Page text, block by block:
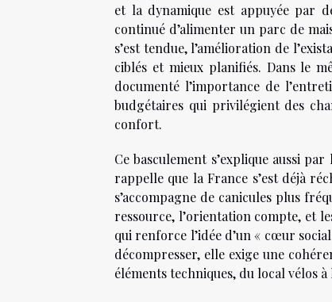
et la dynamique est appuyée par
continué d’alimenter un parc de
s’est tendue, l’amélioration de
ciblés et mieux planifiés. Dans le
documenté l’importance de
budgétaires qui privilégient des
confort.
Ce basculement s’explique aussi
rappelle que la France s’est déjà
s’accompagne de canicules plus
ressource, l’orientation compte, et
qui renforce l’idée d’un « cœur
décompresser, elle exige une
éléments techniques, du local vélos